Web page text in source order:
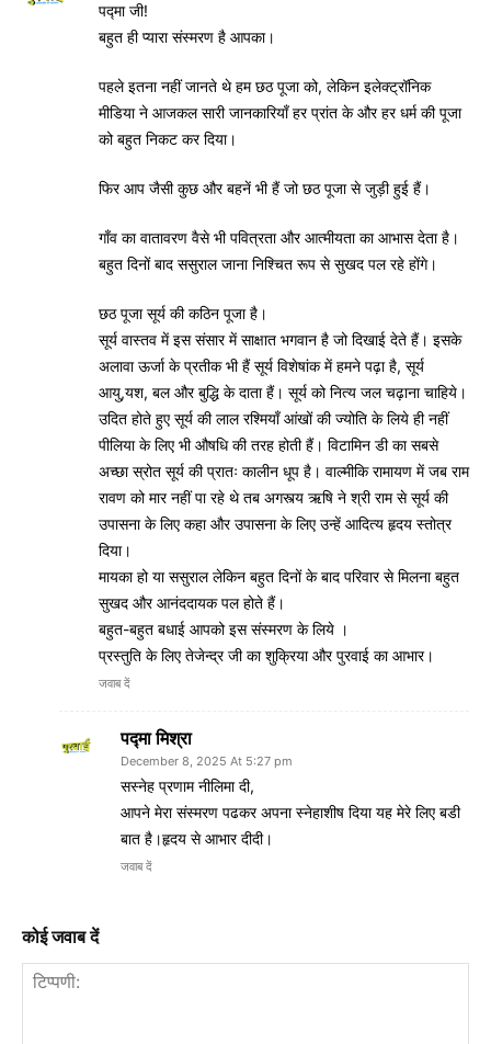
पद्मा जी!
बहुत ही प्यारा संस्मरण है आपका।
पहले इतना नहीं जानते थे हम छठ पूजा को, लेकिन इलेक्ट्रॉनिक
मीडिया ने आजकल सारी जानकारियाँ हर प्रांत के और हर धर्म की पूजा
को बहुत निकट कर दिया।
फिर आप जैसी कुछ और बहनें भी हैं जो छठ पूजा से जुड़ी हुई हैं।
गाँव का वातावरण वैसे भी पवित्रता और आत्मीयता का आभास देता है।
बहुत दिनों बाद ससुराल जाना निश्चित रूप से सुखद पल रहे होंगे।
छठ पूजा सूर्य की कठिन पूजा है।
सूर्य वास्तव में इस संसार में साक्षात भगवान है जो दिखाई देते हैं। इसके
अलावा ऊर्जा के प्रतीक भी हैं सूर्य विशेषांक में हमने पढ़ा है, सूर्य
आयु,यश, बल और बुद्धि के दाता हैं। सूर्य को नित्य जल चढ़ाना चाहिये।
उदित होते हुए सूर्य की लाल रश्मियाँ आंखों की ज्योति के लिये ही नहीं
पीलिया के लिए भी औषधि की तरह होती हैं। विटामिन डी का सबसे
अच्छा स्रोत सूर्य की प्रातः कालीन धूप है। वाल्मीकि रामायण में जब राम
रावण को मार नहीं पा रहे थे तब अगस्त्य ऋषि ने श्री राम से सूर्य की
उपासना के लिए कहा और उपासना के लिए उन्हें आदित्य हृदय स्तोत्र
दिया।
मायका हो या ससुराल लेकिन बहुत दिनों के बाद परिवार से मिलना बहुत
सुखद और आनंददायक पल होते हैं।
बहुत-बहुत बधाई आपको इस संस्मरण के लिये ।
प्रस्तुति के लिए तेजेन्द्र जी का शुक्रिया और पुरवाई का आभार।
जवाब दें
पद्मा मिश्रा
December 8, 2025 At 5:27 pm
सस्नेह प्रणाम नीलिमा दी,
आपने मेरा संस्मरण पढकर अपना स्नेहाशीष दिया यह मेरे लिए बडी
बात है।हृदय से आभार दीदी।
जवाब दें
कोई जवाब दें